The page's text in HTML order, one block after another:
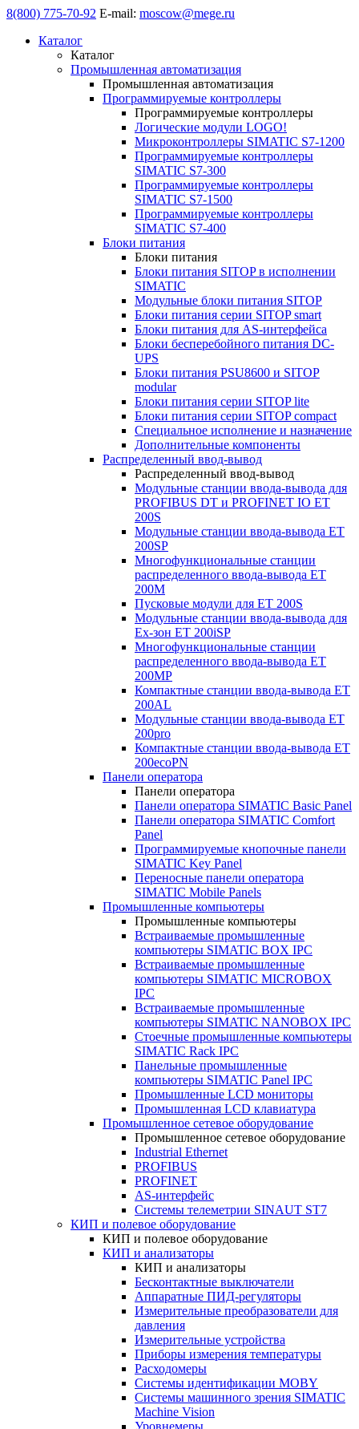
8(800) 775-70-92 E-mail: moscow@mege.ru
Каталог
Каталог
Промышленная автоматизация
Промышленная автоматизация
Программируемые контроллеры
Программируемые контроллеры
Логические модули LOGO!
Микроконтроллеры SIMATIC S7-1200
Программируемые контроллеры
SIMATIC S7-300
Программируемые контроллеры
SIMATIC S7-1500
Программируемые контроллеры
SIMATIC S7-400
Блоки питания
Блоки питания
Блоки питания SITOP в исполнении
SIMATIC
Модульные блоки питания SITOP
Блоки питания серии SITOP smart
Блоки питания для AS-интерфейса
Блоки бесперебойного питания DC-
UPS
Блоки питания PSU8600 и SITOP
modular
Блоки питания серии SITOP lite
Блоки питания серии SITOP compact
Специальное исполнение и назначение
Дополнительные компоненты
Распределенный ввод-вывод
Распределенный ввод-вывод
Модульные станции ввода-вывода для
PROFIBUS DT и PROFINET IO ET
200S
Модульные станции ввода-вывода ET
200SP
Многофункциональные станции
распределенного ввода-вывода ET
200M
Пусковые модули для ET 200S
Модульные станции ввода-вывода для
Ex-зон ET 200iSP
Многофункциональные станции
распределенного ввода-вывода ET
200MP
Компактные станции ввода-вывода ET
200AL
Модульные станции ввода-вывода ET
200pro
Компактные станции ввода-вывода ET
200ecoPN
Панели оператора
Панели оператора
Панели оператора SIMATIC Basic Panel
Панели оператора SIMATIC Comfort
Panel
Программируемые кнопочные панели
SIMATIC Key Panel
Переносные панели оператора
SIMATIC Mobile Panels
Промышленные компьютеры
Промышленные компьютеры
Встраиваемые промышленные
компьютеры SIMATIC BOX IPC
Встраиваемые промышленные
компьютеры SIMATIC MICROBOX
IPC
Встраиваемые промышленные
компьютеры SIMATIC NANOBOX IPC
Стоечные промышленные компьютеры
SIMATIC Rack IPC
Панельные промышленные
компьютеры SIMATIC Panel IPC
Промышленные LCD мониторы
Промышленная LCD клавиатура
Промышленное сетевое оборудование
Промышленное сетевое оборудование
Industrial Ethernet
PROFIBUS
PROFINET
AS-интерфейс
Системы телеметрии SINAUT ST7
КИП и полевое оборудование
КИП и полевое оборудование
КИП и анализаторы
КИП и анализаторы
Бесконтактные выключатели
Аппаратные ПИД-регуляторы
Измерительные преобразователи для
давления
Измерительные устройства
Приборы измерения температуры
Расходомеры
Системы идентификации MOBY
Системы машинного зрения SIMATIC
Machine Vision
Уровнемеры